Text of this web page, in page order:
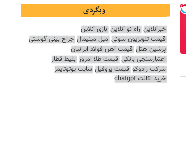
وبگردی
خبرآنلاین راه نو آنلاین بازی آنلاین
قیمت تلویزیون سونی مبل مینیمال جراح بینی گوشتی
پرشین هتل قیمت آهن فولاد ایرانیان
اعتبارسنجی بانکی قیمت طلا امروز بلیط قطار
شرکت رادوکو قیمت پروفیل سایت یوتوتایمز
خرید اکانت chatgpt